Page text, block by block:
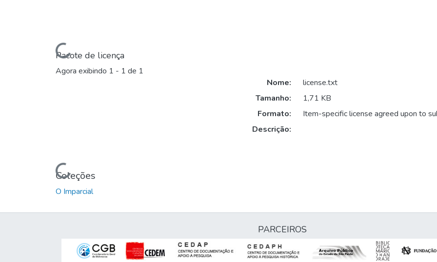
Carregando...
Pacote de licença
Agora exibindo 1 - 1 de 1
Carregando...
Nome:
license.txt
Tamanho:
1,71 KB
Formato:
Item-specific license agreed upon to
Descrição:
Coleções
O Imparcial
PARCEIROS